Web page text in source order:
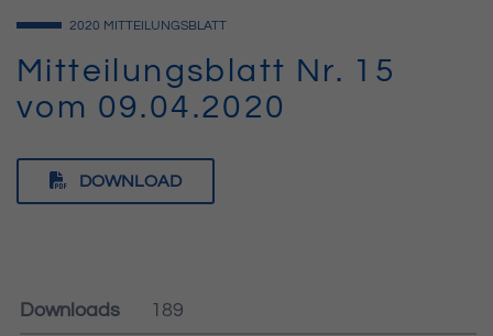
2020 MITTEILUNGSBLATT
Mitteilungsblatt Nr. 15
vom 09.04.2020
DOWNLOAD
Downloads 189